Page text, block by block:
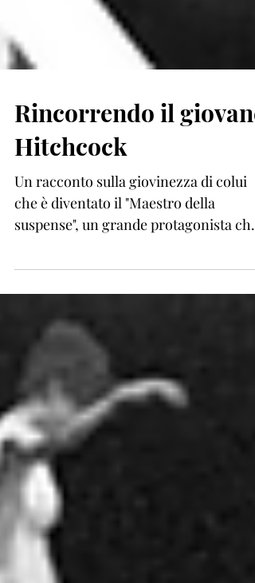
Rincorrendo il giovane
Hitchcock
Un racconto sulla giovinezza di colui
che è diventato il "Maestro della
continua ancora oggi ad...